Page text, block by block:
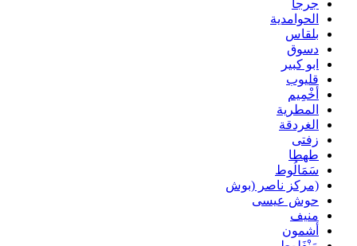
جرجا
الحوامدية
بلقاس
دسوق
ابو كبير
قليوب
أخْمِيم
المطرية
الغردقة
زفتى
طهطا
سَمَالُوط
(مركز ناصر (بوش
حوش عيسى
منيف
أشمون